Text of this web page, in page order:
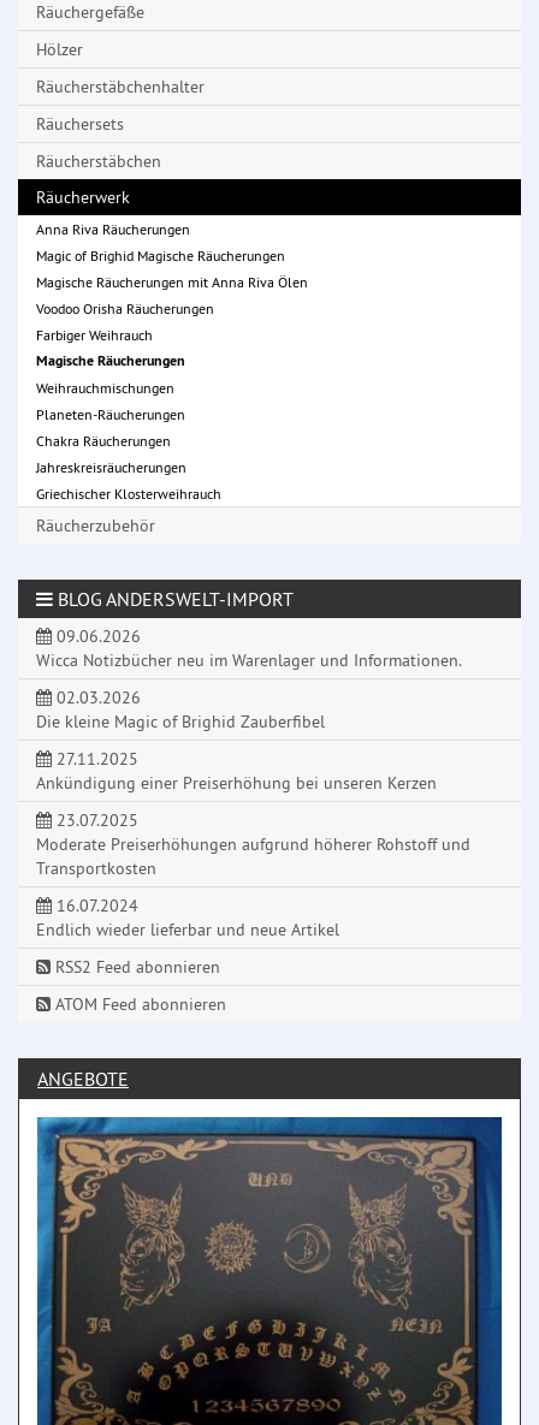
Räuchergefäße
Hölzer
Räucherstäbchenhalter
Räuchersets
Räucherstäbchen
Räucherwerk
Anna Riva Räucherungen
Magic of Brighid Magische Räucherungen
Magische Räucherungen mit Anna Riva Ölen
Voodoo Orisha Räucherungen
Farbiger Weihrauch
Magische Räucherungen
Weihrauchmischungen
Planeten-Räucherungen
Chakra Räucherungen
Jahreskreisräucherungen
Griechischer Klosterweihrauch
Räucherzubehör
BLOG ANDERSWELT-IMPORT
09.06.2026
Wicca Notizbücher neu im Warenlager und Informationen.
02.03.2026
Die kleine Magic of Brighid Zauberfibel
27.11.2025
Ankündigung einer Preiserhöhung bei unseren Kerzen
23.07.2025
Moderate Preiserhöhungen aufgrund höherer Rohstoff und
Transportkosten
16.07.2024
Endlich wieder lieferbar und neue Artikel
RSS2 Feed abonnieren
ATOM Feed abonnieren
ANGEBOTE